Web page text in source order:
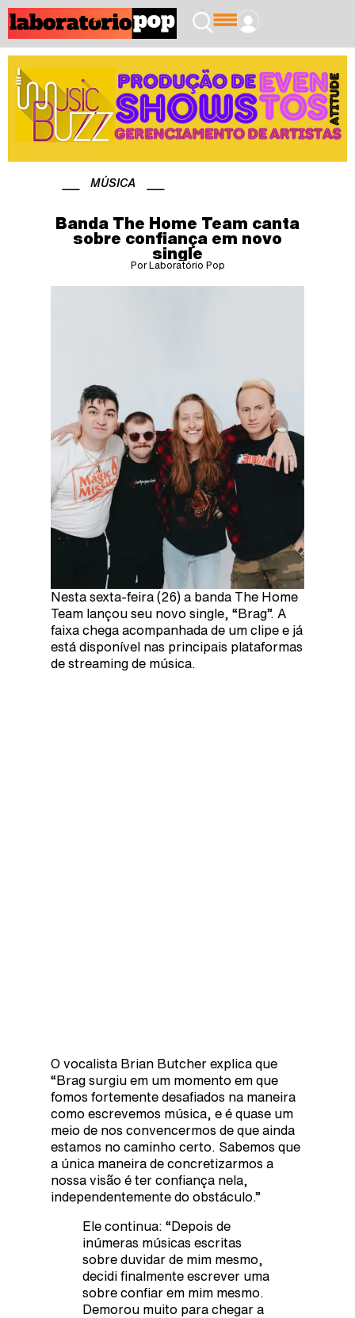
MÚSICA
Banda The Home Team canta
sobre confiança em novo
single
Por Laboratório Pop
Nesta sexta-feira (26) a banda The Home
Team lançou seu novo single, “Brag”. A
faixa chega acompanhada de um clipe e já
está disponível nas principais plataformas
de streaming de música.
O vocalista Brian Butcher explica que
“Brag surgiu em um momento em que
fomos fortemente desafiados na maneira
como escrevemos música, e é quase um
meio de nos convencermos de que ainda
estamos no caminho certo. Sabemos que
a única maneira de concretizarmos a
nossa visão é ter confiança nela,
independentemente do obstáculo.”
Ele continua: “Depois de
inúmeras músicas escritas
sobre duvidar de mim mesmo,
decidi finalmente escrever uma
sobre confiar em mim mesmo.
Demorou muito para chegar a